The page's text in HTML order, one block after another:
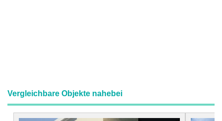
Vergleichbare Objekte nahebei